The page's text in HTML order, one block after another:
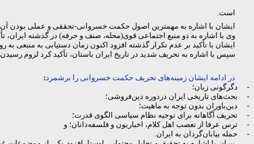
است.
ایشان با اشاره به مهمترین اصول حکمت خسروانی-تحققی و عملی بودن
وی با اشاره به دو منبع اجتماعی قوی(محله، صنف و حرفه) در گذشته ایران،
ایشان با تأکید بر عدم تکرار گذشته افزود اکنون زمان دستیابی به منبعی به روز و قرن 21 امی با رعایت الزامات امروز بعنوان پادزهری برای
سپس با اشاره به تحریف شدید در تاریخ ایران باستان، تأکید کرد لزوم
در ادامه ایشان زمینه‌های تحریف حكمت خسروانی را برشمرد :
-
دگرگونی زبان؛
-
بحث‌های تاریخی ایران دردوره دین‌فروشی؛
-
دین‌باوران بدون توجه به ماهیت؛
-
تحریف آگاهانه برای توجیه نظام سیاسی الگوی قدرت؛
-
ترس عرفا از تعصب اهل کلام، اخباریون و فلسفه‌دانان؛ و
-
حمله بیابان‌گردان به ایران.